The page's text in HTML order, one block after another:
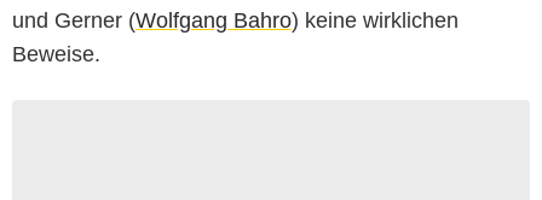
und Gerner (Wolfgang Bahro) keine wirklichen
Beweise.